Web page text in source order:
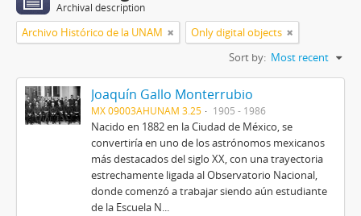
Archival description
Archivo Histórico de la UNAM
Only digital objects
Sort by: Most recent
Joaquín Gallo Monterrubio
MX 09003AHUNAM 3.25 1905 - 1986
Nacido en 1882 en la Ciudad de México, se
convertiría en uno de los astrónomos mexicanos
más destacados del siglo XX, con una trayectoria
estrechamente ligada al Observatorio Nacional,
donde comenzó a trabajar siendo aún estudiante
de la Escuela N...